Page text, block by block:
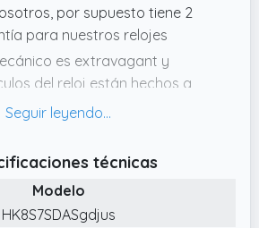
por supuesto tiene 2
para nuestros relojes
es extravagant y
del reloj están hechos a
de pared Holzwerk
Holzwerk Germany encarnan
naturaleza en estos
técnicas
Modelo
HK8S7SDASgdjus